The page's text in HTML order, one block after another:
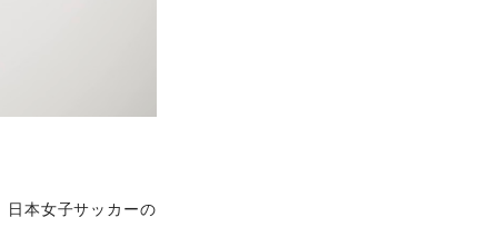
日本女子サッカーの